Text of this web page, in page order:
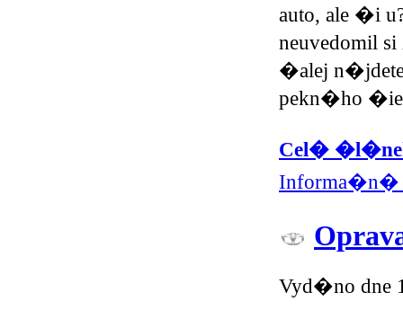
auto, ale �i
neuvedomil
�alej
pekn�ho
Cel�
Informa�n�
Vyd�no dne